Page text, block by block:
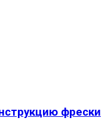
фрески